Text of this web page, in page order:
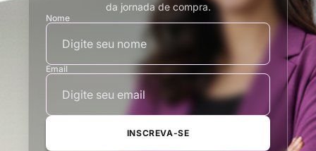
da jornada de compra.
Nome
Email
INSCREVA-SE